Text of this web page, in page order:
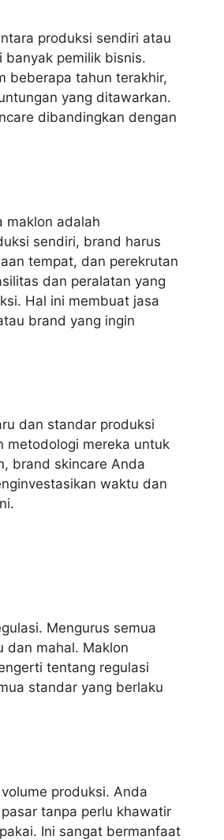
produksi sendiri atau
banyak pemilik bisnis.
beberapa tahun terakhir,
yang ditawarkan.
dibandingkan dengan
maklon adalah
sendiri, brand harus
tempat, dan perekrutan
dan peralatan yang
Hal ini membuat jasa
brand yang ingin
dan standar produksi
metodologi mereka untuk
brand skincare Anda
waktu dan
Mengurus semua
dan mahal. Maklon
tentang regulasi
standar yang berlaku
produksi. Anda
tanpa perlu khawatir
Ini sangat bermanfaat